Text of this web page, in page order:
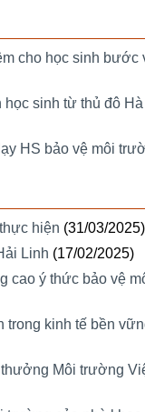
cho học sinh bước
sinh từ thủ đô
HS bảo vệ môi
hiện (31/03/2025)
Linh (17/02/2025)
cao ý thức bảo vệ
trong kinh tế bền
Môi trường